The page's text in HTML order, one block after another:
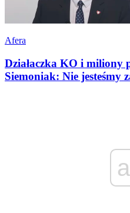
Afera
Działaczka KO i miliony
Siemoniak: Nie jesteśmy